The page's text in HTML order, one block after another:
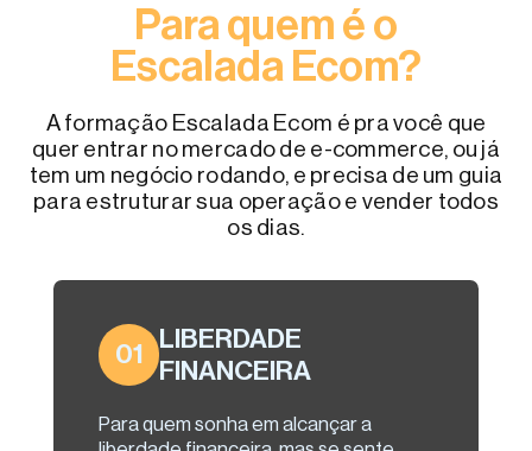
Para quem é o
Escalada Ecom?
A formação Escalada Ecom é pra você que
quer entrar no mercado de e-commerce, ou já
tem um negócio rodando, e precisa de um guia
para estruturar sua operação e vender todos
os dias.
01
LIBERDADE
FINANCEIRA
Para quem sonha em alcançar a